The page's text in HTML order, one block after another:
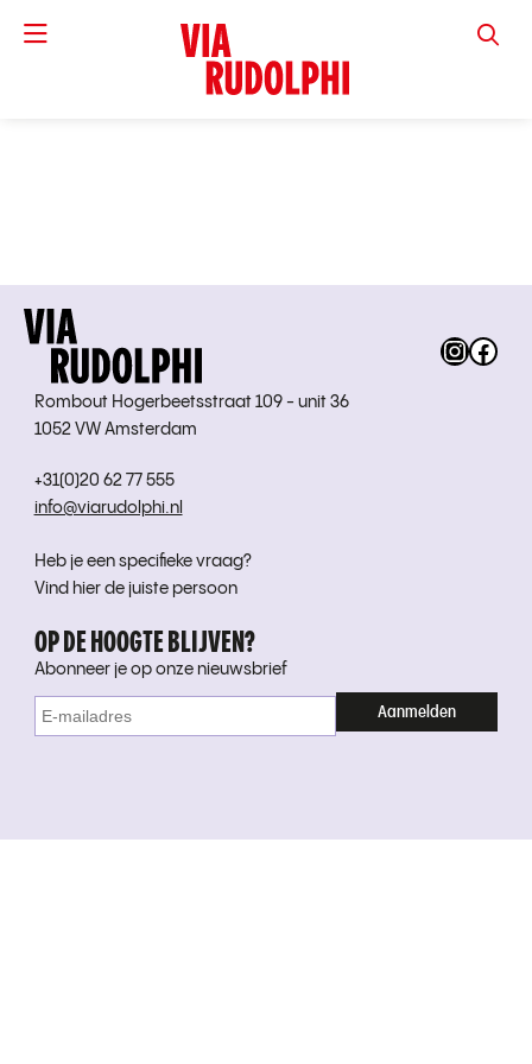
VIA
Rombout Hogerbeetsstraat 109 - unit 36
1052 VW Amsterdam
+31(0)20 62 77 555
info@viarudolphi.nl
Heb je een specifieke vraag?
Vind hier de juiste persoon
OP DE HOOGTE BLIJVEN?
Abonneer je op onze nieuwsbrief